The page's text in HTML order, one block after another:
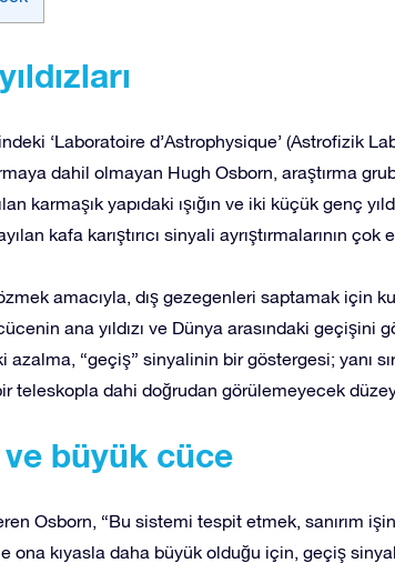
‘Laboratoire d’Astrophysique’ (Astrofizik
dahil olmayan Hugh Osborn, araştırma
karmaşık yapıdaki ışığın ve iki küçük genç
kafa karıştırıcı sinyali ayrıştırmalarının
amacıyla, dış gezegenleri saptamak için
ana yıldızı ve Dünya arasındaki geçişini
azalma, “geçiş” sinyalinin bir göstergesi; yanı
teleskopla dahi doğrudan görülemeyecek
ve büyük cüce
Osborn, “Bu sistemi tespit etmek, sanırım işin
ona kıyasla daha büyük olduğu için, geçiş